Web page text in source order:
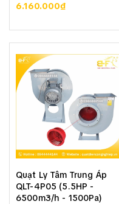
6.160.000₫
Quạt Ly Tâm Trung Áp
QLT-4P05 (5.5HP -
6500m3/h - 1500Pa)